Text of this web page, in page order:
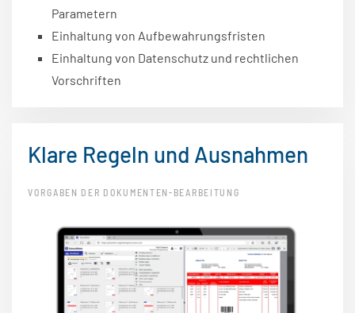
Parametern
Einhaltung von Aufbewahrungsfristen
Einhaltung von Datenschutz und rechtlichen
Vorschriften
Klare Regeln und Ausnahmen
VORGABEN DER DOKUMENTEN-BEARBEITUNG